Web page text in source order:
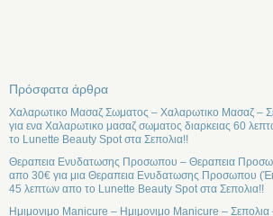
Πρόσφατα άρθρα
Χαλαρωτικο Μασαζ Σωματος – Χαλαρωτικο Μασαζ –
για ενα Χαλαρωτικο μασαζ σωματος διαρκειας 60
το Lunette Beauty Spot στα Σεπολια!!
Θεραπεια Ενυδατωσης Προσωπου – Θεραπεια
απο 30€ για μια Θεραπεια Ενυδατωσης Προσωπου
45 λεπτων απο το Lunette Beauty Spot στα Σεπολια!!
Ημιμονιμο Manicure – Ημιμονιμο Manicure –